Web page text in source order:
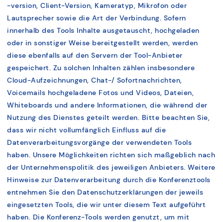
-version, Client-Version, Kameratyp, Mikrofon oder
Lautsprecher sowie die Art der Verbindung. Sofern
innerhalb des Tools Inhalte ausgetauscht, hochgeladen
oder in sonstiger Weise bereitgestellt werden, werden
diese ebenfalls auf den Servern der Tool-Anbieter
gespeichert. Zu solchen Inhalten zählen insbesondere
Cloud-Aufzeichnungen, Chat-/ Sofortnachrichten,
Voicemails hochgeladene Fotos und Videos, Dateien,
Whiteboards und andere Informationen, die während der
Nutzung des Dienstes geteilt werden. Bitte beachten Sie,
dass wir nicht vollumfänglich Einfluss auf die
Datenverarbeitungsvorgänge der verwendeten Tools
haben. Unsere Möglichkeiten richten sich maßgeblich nach
der Unternehmenspolitik des jeweiligen Anbieters. Weitere
Hinweise zur Datenverarbeitung durch die Konferenztools
entnehmen Sie den Datenschutzerklärungen der jeweils
eingesetzten Tools, die wir unter diesem Text aufgeführt
haben. Die Konferenz-Tools werden genutzt, um mit